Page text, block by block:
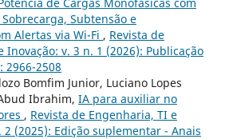
Subtensão e
Alertas via Wi-Fi , Revista de
Inovação: v. 3 n. 1 (2026): Publicação
2966-2508
Bomfim Junior, Luciano Lopes
Ibrahim, IA para auxiliar no
, Revista de Engenharia, TI e
2 (2025): Edição suplementar - Anais